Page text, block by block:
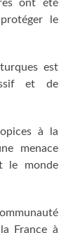
ont été
le
est
et de
à la
menace
le monde
France à